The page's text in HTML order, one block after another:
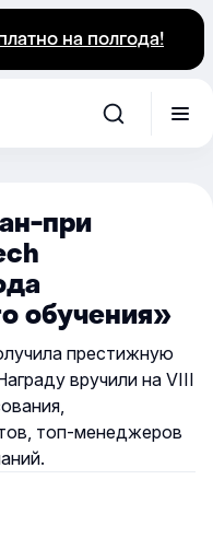
на полгода!
при
обучения»
престижную
вручили на VIII
топ-менеджеров